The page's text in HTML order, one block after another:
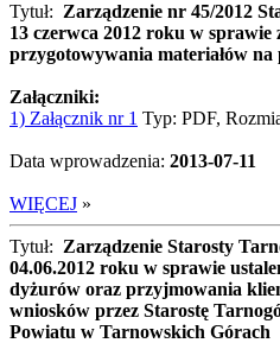
Tytuł: Zarządzenie nr 45/2012
13 czerwca 2012 roku w sprawie
przygotowywania materiałów
Załączniki:
1) Załącznik nr 1 Typ: PDF,
Data wprowadzenia: 2013-07-11
WIĘCEJ »
Tytuł: Zarządzenie Starosty
04.06.2012 roku w sprawie
dyżurów oraz przyjmowania
wniosków przez Starostę
Powiatu w Tarnowskich Górach